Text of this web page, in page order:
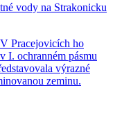
vody na Strakonicku
Pracejovicích ho
I. ochranném pásmu
výrazné
zeminu.